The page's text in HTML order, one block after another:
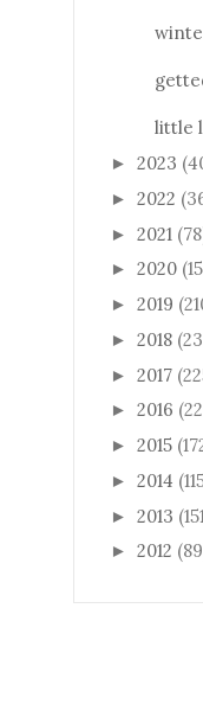
little
► 2023
► 2022
► 2021
► 2020
► 2019
► 2018
► 2017
► 2016
► 2015
► 2014
► 2013
► 2012